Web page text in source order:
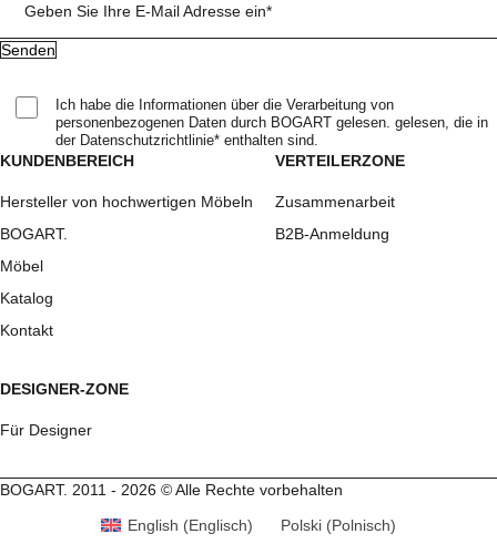
KUNDENBEREICH
Hersteller von hochwertigen Möbeln
BOGART.
Möbel
Katalog
Kontakt
VERTEILERZONE
Zusammenarbeit
B2B-Anmeldung
DESIGNER-ZONE
Für Designer
Geben Sie Ihre E-Mail Adresse ein*
Ich habe die Informationen über die Verarbeitung von
personenbezogenen Daten durch BOGART gelesen. gelesen, die in
der Datenschutzrichtlinie* enthalten sind.
BOGART. 2011 - 2026 © Alle Rechte vorbehalten
English (Englisch) Polski (Polnisch)